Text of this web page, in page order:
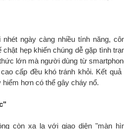
ngày càng nhiều tính năng,
chật hẹp khiến chúng dễ gặp tình
lớn mà người dùng từ
cấp đều khó tránh khỏi. Kết quả
hơn có thể gây cháy nổ.
còn xa lạ với giao diện "màn